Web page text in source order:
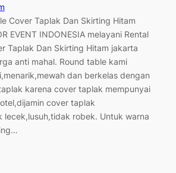
Cover Taplak Dan Skirting Hitam
EVENT INDONESIA melayani Rental
Taplak Dan Skirting Hitam jakarta
anti mahal. Round table kami
dan berkelas dengan
karena cover taplak mempunyai
cover taplak
lecek,lusuh,tidak robek. Untuk warna